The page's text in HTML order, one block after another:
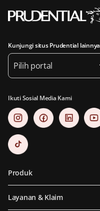
Kunjungi situs Prudential lainnya
Pilih portal
Ikuti Sosial Media Kami
Produk
Layanan & Klaim